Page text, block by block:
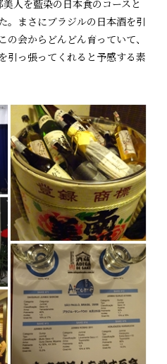
人を藍染の日本食のコースと
。まさにブラジルの日本酒を引
会からどんどん育っていて、
引っ張ってくれると予感する素